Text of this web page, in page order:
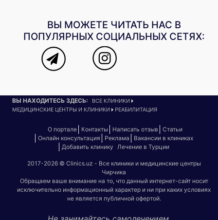
ВЫ МОЖЕТЕ ЧИТАТЬ НАС В
ПОПУЛЯРНЫХ СОЦИАЛЬНЫХ СЕТЯХ:
ВЫ НАХОДИТЕСЬ ЗДЕСЬ:
ВСЕ КЛИНИКИ
МЕДИЦИНСКИЕ ЦЕНТРЫ И КЛИНИКИ
РЕАБИЛИТАЦИЯ
О портале Контакты Написать отзыв
Статьи
Онлайн консультация
Реклама
Вакансии в клиниках
Добавить клинику
Лечение в Турции
2017-2026 © Clinics.uz - Все клиники и медицинские центры
Чирчика
Обращаем ваше внимание на то, что данный интернет-сайт носит
исключительно информационный характер и ни при каких условиях
не является публичной офертой.